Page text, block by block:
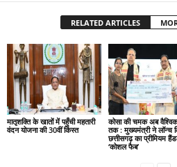
RELATED ARTICLES
मातृशक्ति के खातों में पहुँची महतारी
वंदन योजना की 30वीं किस्त
कोसा की चमक अब वैश्विक
तक : मुख्यमंत्री ने लॉन्च
छत्तीसगढ़ का प्रीमियम
‘कोशल फैब’